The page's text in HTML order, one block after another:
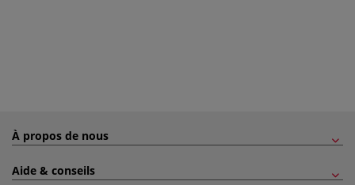
À propos de nous
Aide & conseils